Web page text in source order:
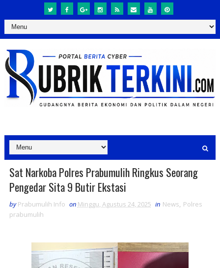
Sat Narkoba Polres Prabumulih Ringkus Seorang
Pengedar Sita 9 Butir Ekstasi
by Prabumulih Info on Minggu, Agustus 24, 2025 in News, Polres
prabumulih